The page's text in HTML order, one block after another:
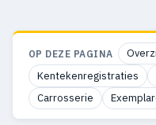
OP DEZE PAGINA
Kentekenregistraties
Carrosserie